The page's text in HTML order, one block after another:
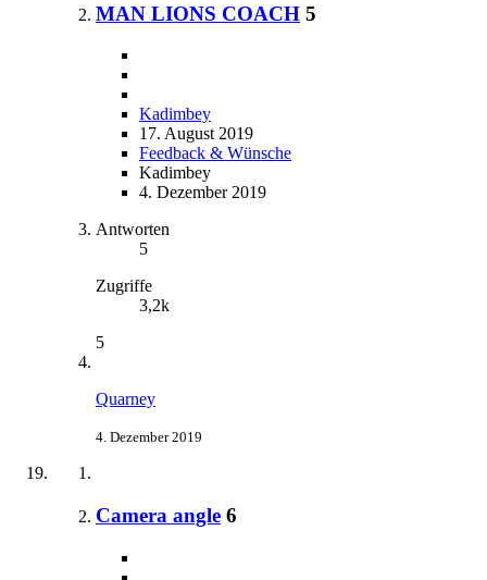
MAN LIONS COACH 5
Kadimbey
17. August 2019
Feedback & Wünsche
Kadimbey
4. Dezember 2019
Antworten
5
Zugriffe
3,2k
5
Quarney
4. Dezember 2019
Camera angle 6